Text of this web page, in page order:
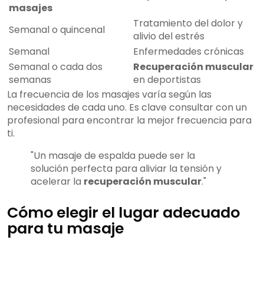
masajes
Semanal o quincenal
Tratamiento del dolor y
alivio del estrés
Semanal
Enfermedades crónicas
Semanal o cada dos
semanas
Recuperación muscular
en deportistas
La frecuencia de los masajes varía según las
necesidades de cada uno. Es clave consultar con un
profesional para encontrar la mejor frecuencia para
ti.
"Un masaje de espalda puede ser la
solución perfecta para aliviar la tensión y
acelerar la recuperación muscular."
Cómo elegir el lugar adecuado
para tu masaje